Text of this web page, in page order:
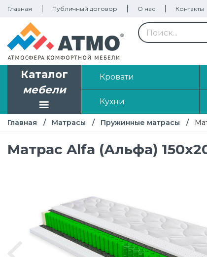
Главная Публичный договор О нас Контакты
Каталог
мебели
Кровати
Кухни
Главная Матрасы Пружинные матрасы
Матрас Alfa (Альфа)